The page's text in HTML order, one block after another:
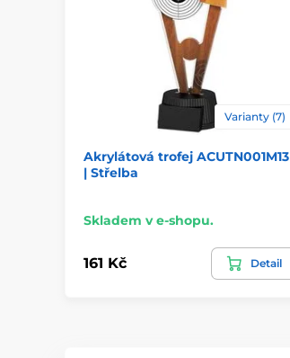
Varianty (7)
Akrylátová trofej ACUTN001M13
| Střelba
Skladem v e-shopu.
161 Kč Detail